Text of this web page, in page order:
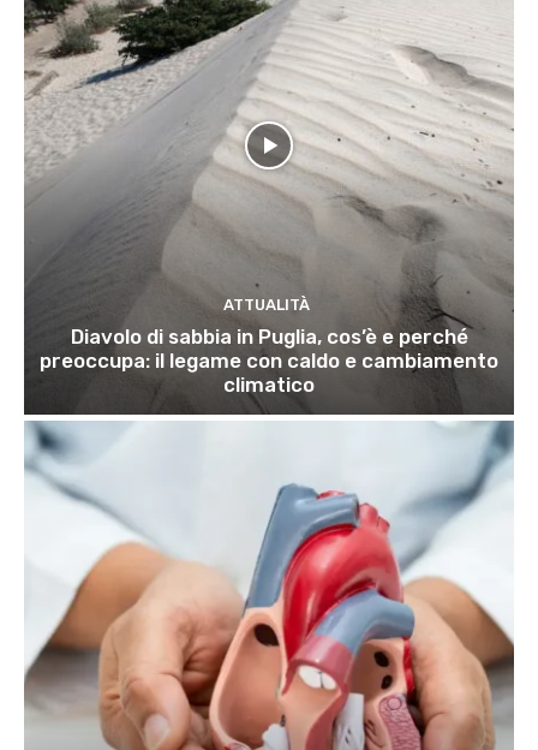
ATTUALITÀ
Diavolo di sabbia in Puglia, cos’è e perché
preoccupa: il legame con caldo e cambiamento
climatico